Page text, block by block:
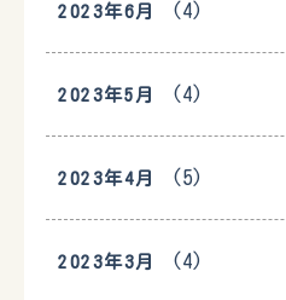
2023年6月 (4)
2023年5月 (4)
2023年4月 (5)
2023年3月 (4)